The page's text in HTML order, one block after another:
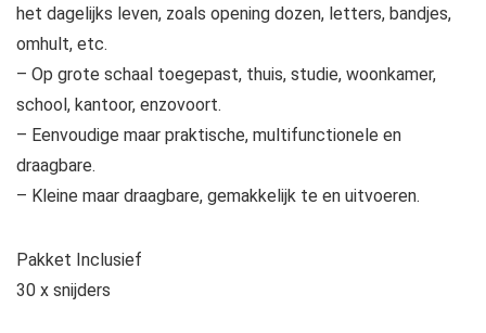
het dagelijks leven, zoals opening dozen, letters, bandjes,
omhult, etc.
– Op grote schaal toegepast, thuis, studie, woonkamer,
school, kantoor, enzovoort.
– Eenvoudige maar praktische, multifunctionele en
draagbare.
– Kleine maar draagbare, gemakkelijk te en uitvoeren.
Pakket Inclusief
30 x snijders